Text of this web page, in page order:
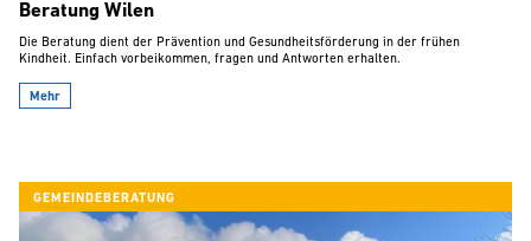
Beratung Wilen
Die Beratung dient der Prävention und Gesundheitsförderung in der frühen
Kindheit. Einfach vorbeikommen, fragen und Antworten erhalten.
Mehr
GEMEINDEBERATUNG